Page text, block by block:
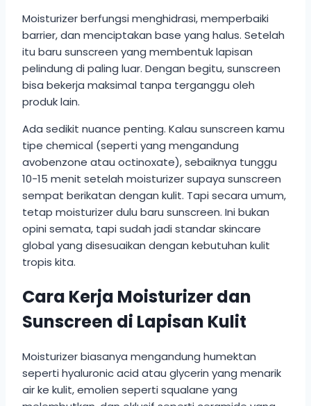
Moisturizer berfungsi menghidrasi, memperbaiki
barrier, dan menciptakan base yang halus. Setelah
itu baru sunscreen yang membentuk lapisan
pelindung di paling luar. Dengan begitu, sunscreen
bisa bekerja maksimal tanpa terganggu oleh
produk lain.
Ada sedikit nuance penting. Kalau sunscreen kamu
tipe chemical (seperti yang mengandung
avobenzone atau octinoxate), sebaiknya tunggu
10-15 menit setelah moisturizer supaya sunscreen
sempat berikatan dengan kulit. Tapi secara umum,
tetap moisturizer dulu baru sunscreen. Ini bukan
opini semata, tapi sudah jadi standar skincare
global yang disesuaikan dengan kebutuhan kulit
tropis kita.
Cara Kerja Moisturizer dan
Sunscreen di Lapisan Kulit
Moisturizer biasanya mengandung humektan
seperti hyaluronic acid atau glycerin yang menarik
air ke kulit, emolien seperti squalane yang